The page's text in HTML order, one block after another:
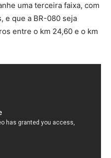
uma terceira faixa, com
e que a BR-080 seja
entre o km 24,60 e o km